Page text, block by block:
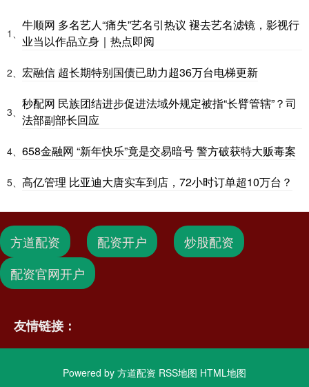
1、
牛顺网 多名艺人“痛失”艺名引热议 褪去艺名滤镜，影视行
业当以作品立身｜热点即阅
2、 宏融信 超长期特别国债已助力超36万台电梯更新
3、
秒配网 民族团结进步促进法域外规定被指“长臂管辖”？司
法部副部长回应
4、 658金融网 “新年快乐”竟是交易暗号 警方破获特大贩毒案
5、 高亿管理 比亚迪大唐实车到店，72小时订单超10万台？
方道配资 配资开户
炒股配资
配资官网开户
友情链接：
Powered by 方道配资 RSS地图 HTML地图